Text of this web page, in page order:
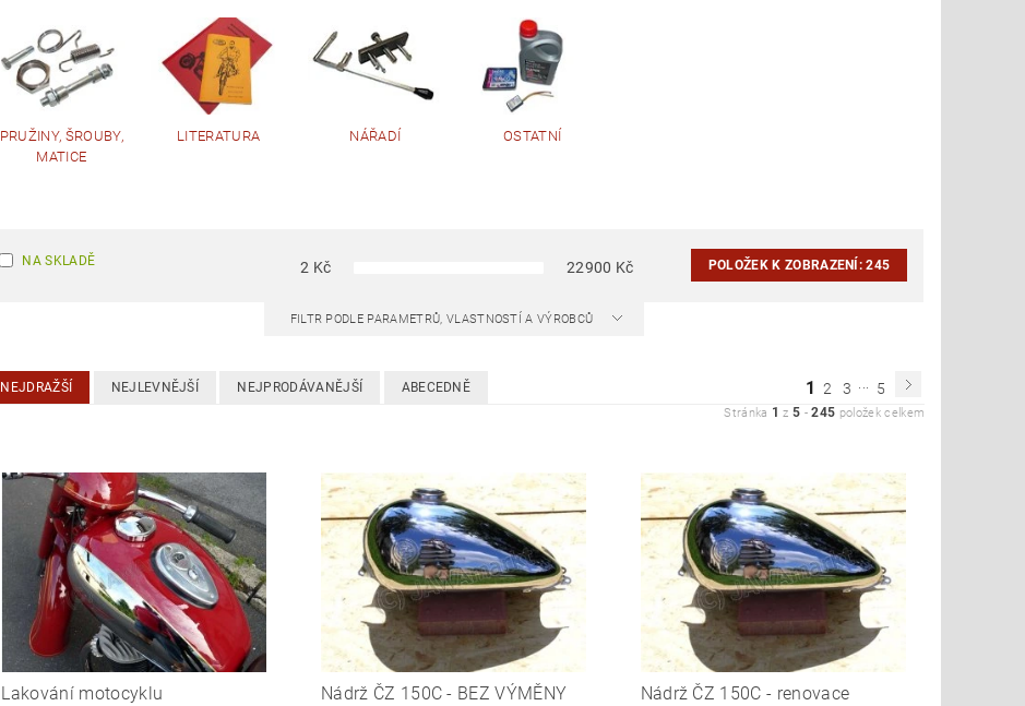
PRUŽINY, ŠROUBY,
MATICE
LITERATURA NÁŘADÍ OSTATNÍ
NA SKLADĚ 2 Kč 22900 Kč POLOŽEK K ZOBRAZENÍ:245
FILTR PODLE PARAMETRŮ, VLASTNOSTÍ A VÝROBCŮ
NEJDRAŽŠÍ NEJLEVNĚJŠÍ NEJPRODÁVANĚJŠÍ ABECEDNĚ 1 2 3 5
Stránka 1 z5 -245 položek celkem
Lakování motocyklu Nádrž ČZ 150C - BEZ VÝMĚNY Nádrž ČZ 150C - renovace